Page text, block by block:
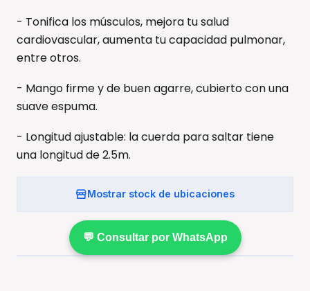
- Tonifica los músculos, mejora tu salud
cardiovascular, aumenta tu capacidad pulmonar,
entre otros.
- Mango firme y de buen agarre, cubierto con una
suave espuma.
- Longitud ajustable: la cuerda para saltar tiene
una longitud de 2.5m.
Mostrar stock de ubicaciones
💬 Consultar por WhatsApp